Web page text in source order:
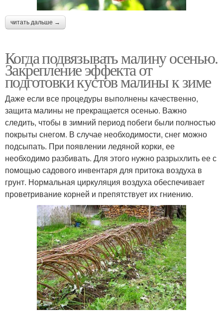
читать дальше →
Когда подвязывать малину осенью.
Закрепление эффекта от
подготовки кустов малины к зиме
Даже если все процедуры выполнены качественно,
защита малины не прекращается осенью. Важно
следить, чтобы в зимний период побеги были полностью
покрыты снегом. В случае необходимости, снег можно
подсыпать. При появлении ледяной корки, ее
необходимо разбивать. Для этого нужно разрыхлить ее с
помощью садового инвентаря для притока воздуха в
грунт. Нормальная циркуляция воздуха обеспечивает
проветривание корней и препятствует их гниению.